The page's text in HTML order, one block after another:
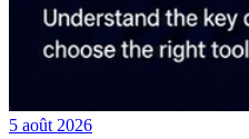
5 août 2026